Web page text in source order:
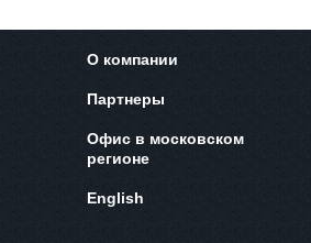
О компании
Партнеры
Офис в московском
регионе
English